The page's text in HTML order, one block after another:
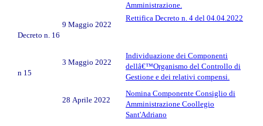
Amministrazione.
Decreto n. 16
9 Maggio 2022
Rettifica Decreto n. 4 del 04.04.2022
n 15
3 Maggio 2022
Individuazione dei Componenti
dellâ€™Organismo del Controllo di
Gestione e dei relativi compensi.
28 Aprile 2022
Nomina Componente Consiglio di
Amministrazione Coollegio
Sant'Adriano